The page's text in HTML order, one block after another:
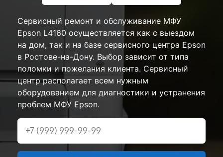
Сервисный ремонт и обслуживание МФУ
Epson L4160 осуществляется как с выездом
на дом, так и на базе сервисного центра Epson
в Ростове-на-Дону. Выбор зависит от типа
поломки и пожелания клиента. Сервисный
центр располагает всем нужным
оборудованием для диагностики и устранения
проблем МФУ Epson.